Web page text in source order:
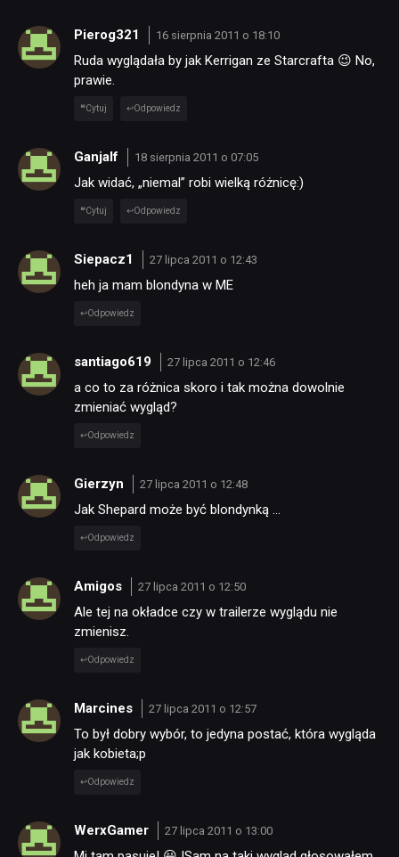
NEWSY
PUBLICYSTYKA
Pierog321 16 sierpnia 2011 o 18:10
Ruda wyglądała by jak Kerrigan ze Starcrafta 😉 No,
prawie.
Cytuj Odpowiedz
Ganjalf 18 sierpnia 2011 o 07:05
Jak widać, „niemal” robi wielką różnicę:)
Cytuj Odpowiedz
Siepacz1 27 lipca 2011 o 12:43
heh ja mam blondyna w ME
Odpowiedz
santiago619 27 lipca 2011 o 12:46
a co to za różnica skoro i tak można dowolnie
zmieniać wygląd?
Odpowiedz
Gierzyn 27 lipca 2011 o 12:48
Jak Shepard może być blondynką …
Odpowiedz
Amigos 27 lipca 2011 o 12:50
Ale tej na okładce czy w trailerze wyglądu nie
zmienisz.
Odpowiedz
Marcines 27 lipca 2011 o 12:57
To był dobry wybór, to jedyna postać, która wygląda
jak kobieta;p
Odpowiedz
WerxGamer 27 lipca 2011 o 13:00